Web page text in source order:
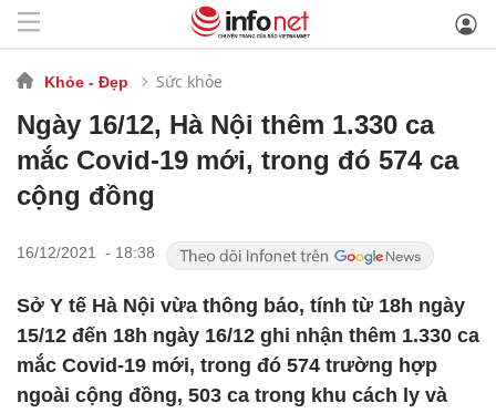
Khỏe - Đẹp Sức khỏe
Ngày 16/12, Hà Nội thêm 1.330 ca
mắc Covid-19 mới, trong đó 574 ca
cộng đồng
16/12/2021 - 18:38
Sở Y tế Hà Nội vừa thông báo, tính từ 18h ngày
15/12 đến 18h ngày 16/12 ghi nhận thêm 1.330 ca
mắc Covid-19 mới, trong đó 574 trường hợp
ngoài cộng đồng, 503 ca trong khu cách ly và